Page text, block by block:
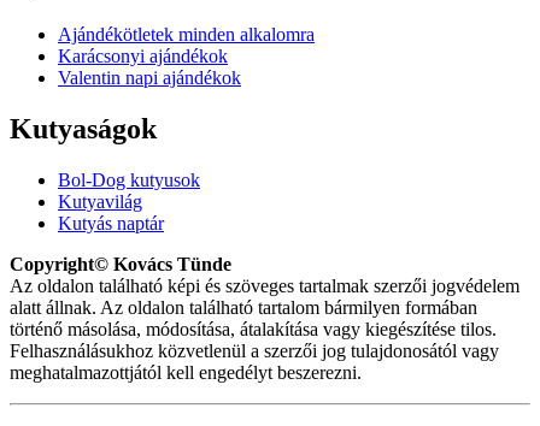
Ajándékötletek minden alkalomra
Karácsonyi ajándékok
Valentin napi ajándékok
Kutyaságok
Bol-Dog kutyusok
Kutyavilág
Kutyás naptár
Copyright© Kovács Tünde
Az oldalon található képi és szöveges tartalmak szerzői jogvédelem
alatt állnak. Az oldalon található tartalom bármilyen formában
történő másolása, módosítása, átalakítása vagy kiegészítése tilos.
Felhasználásukhoz közvetlenül a szerzői jog tulajdonosától vagy
meghatalmazottjától kell engedélyt beszerezni.